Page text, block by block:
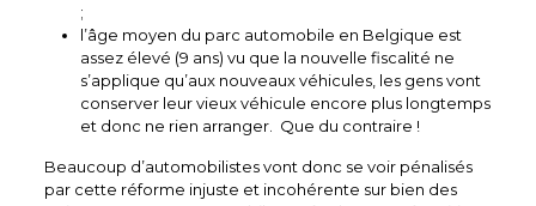
;
l’âge moyen du parc automobile en Belgique est
assez élevé (9 ans) vu que la nouvelle fiscalité ne
s’applique qu’aux nouveaux véhicules, les gens vont
conserver leur vieux véhicule encore plus longtemps
et donc ne rien arranger. Que du contraire !
Beaucoup d’automobilistes vont donc se voir pénalisés
par cette réforme injuste et incohérente sur bien des